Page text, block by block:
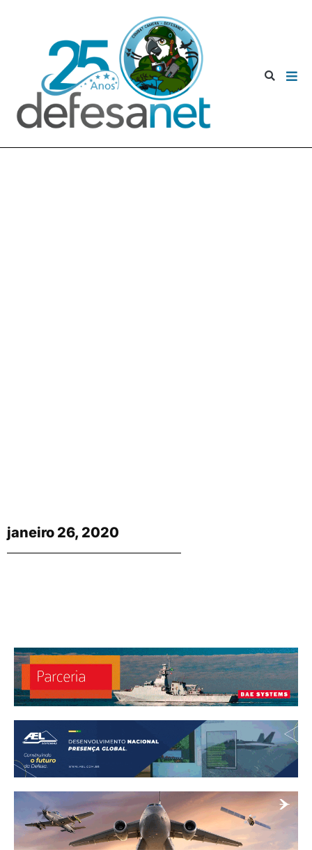
janeiro 26, 2020